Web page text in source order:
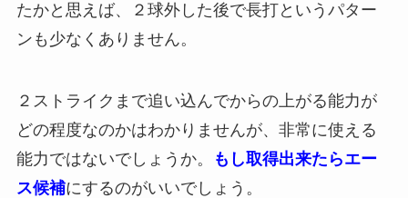
たかと思えば、２球外した後で長打というパター
ンも少なくありません。
２ストライクまで追い込んでからの上がる能力が
どの程度なのかはわかりませんが、非常に使える
能力ではないでしょうか。
もし取得出来たらエー
ス候補にするのがいいでしょう。